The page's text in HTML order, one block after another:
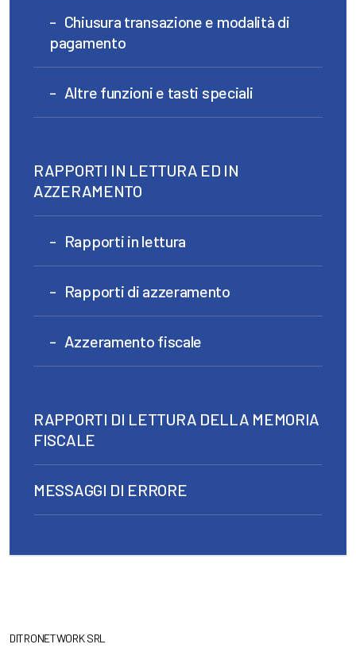
Chiusura transazione e modalità di
pagamento
Altre funzioni e tasti speciali
RAPPORTI IN LETTURA ED IN
AZZERAMENTO
Rapporti in lettura
Rapporti di azzeramento
Azzeramento fiscale
RAPPORTI DI LETTURA DELLA MEMORIA
FISCALE
MESSAGGI DI ERRORE
DITRONETWORK SRL